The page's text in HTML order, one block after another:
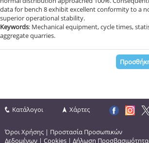
data for bench 8 exhibit excellent conformity to a
superior operational stability.
Keywords: Mechanical equipment, cycle times,
aggregate quarries.
Κατάλογοι Χάρτες
Όροι Χρήσης | Προστασία Προσωπικών
Δεδομένων | Cookies | Δήλωση